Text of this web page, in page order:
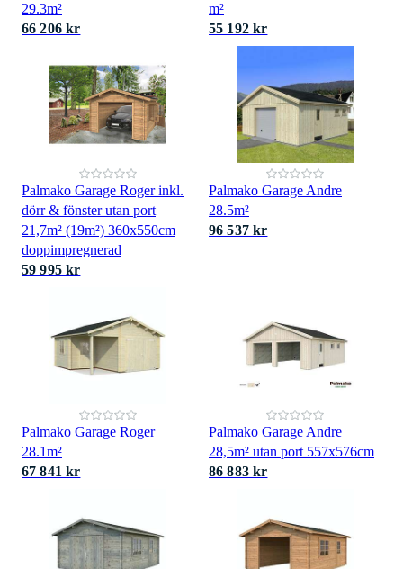
29.3m²
66 206 kr
m²
55 192 kr
Palmako Garage Roger inkl.
dörr & fönster utan port
21,7m² (19m²) 360x550cm
doppimpregnerad
59 995 kr
Palmako Garage Andre
28.5m²
96 537 kr
Palmako Garage Roger
28.1m²
67 841 kr
Palmako Garage Andre
28,5m² utan port 557x576cm
86 883 kr